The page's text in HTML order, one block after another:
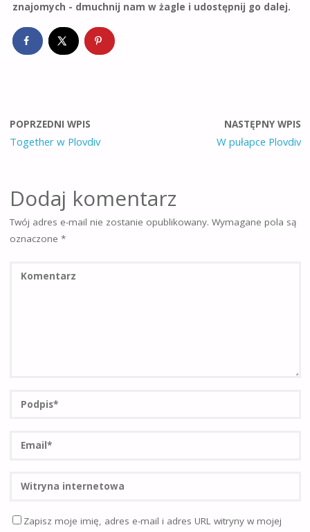
znajomych - dmuchnij nam w żagle i udostępnij go dalej.
POPRZEDNI WPIS
Together w Plovdiv
NASTĘPNY WPIS
W pułapce Plovdiv
Dodaj komentarz
Twój adres e-mail nie zostanie opublikowany. Wymagane pola są
oznaczone *
Zapisz moje imię, adres e-mail i adres URL witryny w mojej